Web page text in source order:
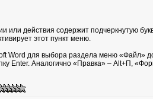
или действия содержит подчеркнутую
этот пункт меню.
Word для выбора раздела меню «Файл»
Enter. Аналогично «Правка» – Alt+П,